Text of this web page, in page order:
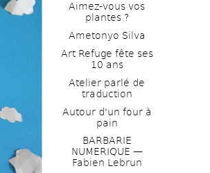
Aimez-vous vos
plantes ?
Ametonyo Silva
Art Refuge fête ses
10 ans
Atelier parlé de
traduction
Autour d'un four à
pain
BARBARIE
NUMERIQUE —
Fabien Lebrun